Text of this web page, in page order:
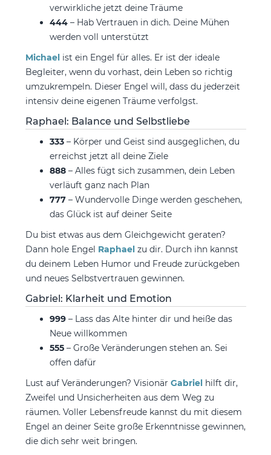
verwirkliche jetzt deine Träume
444– Hab Vertrauen in dich. Deine Mühen
werden voll unterstützt
Michaelist ein Engel für alles. Er ist der ideale
Begleiter, wenn du vorhast, dein Leben so richtig
umzukrempeln. Dieser Engel will, dass du jederzeit
intensiv deine eigenen Träume verfolgst.
Raphael: Balance und Selbstliebe
333– Körper und Geist sind ausgeglichen, du
erreichst jetzt all deine Ziele
888– Alles fügt sich zusammen, dein Leben
verläuft ganz nach Plan
777– Wundervolle Dinge werden geschehen,
das Glück ist auf deiner Seite
Du bist etwas aus dem Gleichgewicht geraten?
Dann hole Engel Raphaelzu dir. Durch ihn kannst
du deinem Leben Humor und Freude zurückgeben
und neues Selbstvertrauen gewinnen.
Gabriel: Klarheit und Emotion
999– Lass das Alte hinter dir und heiße das
Neue willkommen
555– Große Veränderungen stehen an. Sei
offen dafür
Lust auf Veränderungen? Visionär Gabrielhilft dir,
Zweifel und Unsicherheiten aus dem Weg zu
räumen. Voller Lebensfreude kannst du mit diesem
Engel an deiner Seite große Erkenntnisse gewinnen,
die dich sehr weit bringen.